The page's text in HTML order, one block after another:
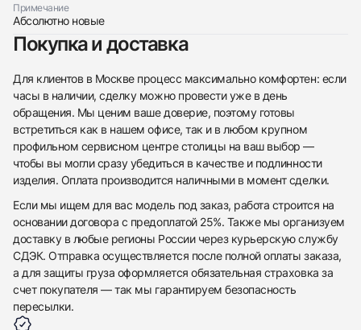
Примечание
Абсолютно новые
Покупка и доставка
Для клиентов в Москве процесс максимально комфортен: если
часы в наличии, сделку можно провести уже в день
обращения. Мы ценим ваше доверие, поэтому готовы
встретиться как в нашем офисе, так и в любом крупном
профильном сервисном центре столицы на ваш выбор —
чтобы вы могли сразу убедиться в качестве и подлинности
изделия. Оплата производится наличными в момент сделки.
Если мы ищем для вас модель под заказ, работа строится на
основании договора с предоплатой 25%. Также мы организуем
доставку в любые регионы России через курьерскую службу
СДЭК. Отправка осуществляется после полной оплаты заказа,
а для защиты груза оформляется обязательная страховка за
счет покупателя — так мы гарантируем безопасность
пересылки.